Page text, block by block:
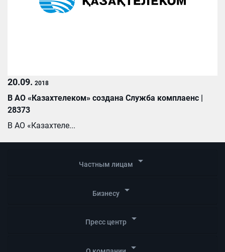
20.09. 2018
В АО «Казахтелеком» создана Служба комплаенс |
28373
В АО «Казахтеле...
Частным лицам arrow_drop_down
Бизнесу arrow_drop_down
Пресс центр arrow_drop_down
arrow_drop_down